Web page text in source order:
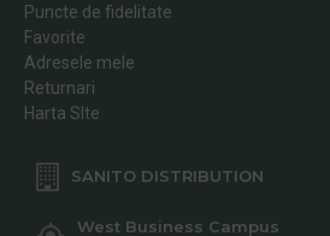
Puncte de fidelitate
Favorite
Adresele mele
Returnari
Harta SIte
SANITO DISTRIBUTION
West Business Campus